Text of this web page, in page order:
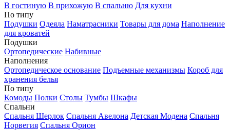
В гостиную В прихожую В спальню Для кухни
По типу
Подушки Одеяла Наматрасники Товары для дома Наполнение
для кроватей
Подушки
Ортопедические Набивные
Наполнения
Ортопедическое основание Подъемные механизмы Короб для
хранения белья
По типу
Комоды Полки Столы Тумбы Шкафы
Спальни
Спальня Шерлок Спальня Авелона Детская Модена Спальня
Норвегия Спальня Орион